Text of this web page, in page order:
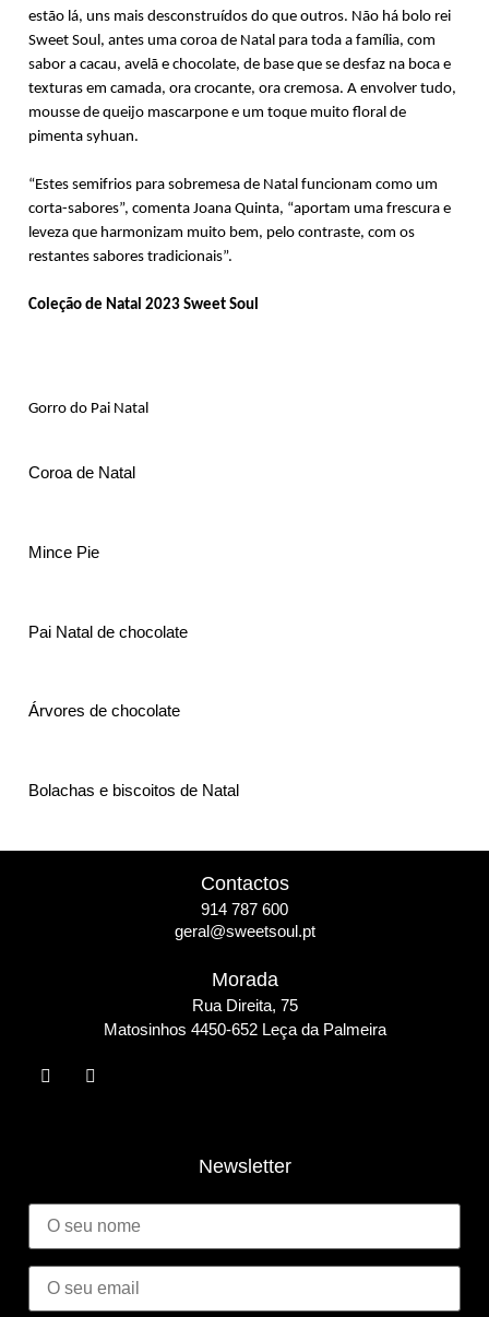
estão lá, uns mais desconstruídos do que outros. Não há bolo rei
Sweet Soul, antes uma coroa de Natal para toda a família, com
sabor a cacau, avelã e chocolate, de base que se desfaz na boca e
texturas em camada, ora crocante, ora cremosa. A envolver tudo,
mousse de queijo mascarpone e um toque muito floral de
pimenta syhuan.
“Estes semifrios para sobremesa de Natal funcionam como um
corta-sabores”, comenta Joana Quinta, “aportam uma frescura e
leveza que harmonizam muito bem, pelo contraste, com os
restantes sabores tradicionais”.
Coleção de Natal 2023 Sweet Soul
Gorro do Pai Natal
Coroa de Natal
Mince Pie
Pai Natal de chocolate
Árvores de chocolate
Bolachas e biscoitos de Natal
Contactos
914 787 600
geral@sweetsoul.pt
Morada
Rua Direita, 75
Matosinhos 4450-652 Leça da Palmeira
Newsletter